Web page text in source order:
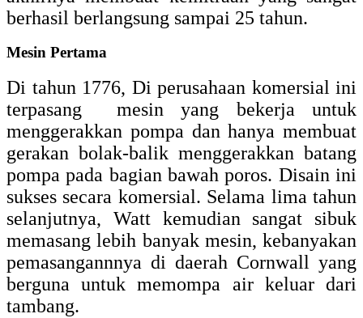
berhasil berlangsung sampai 25 tahun.
Mesin Pertama
Di tahun 1776, Di perusahaan komersial ini
terpasang mesin yang bekerja untuk
menggerakkan pompa dan hanya membuat
gerakan bolak-balik menggerakkan batang
pompa pada bagian bawah poros. Disain ini
sukses secara komersial. Selama lima tahun
selanjutnya, Watt kemudian sangat sibuk
memasang lebih banyak mesin, kebanyakan
pemasangannnya di daerah Cornwall yang
berguna untuk memompa air keluar dari
tambang.